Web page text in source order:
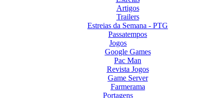
Artigos
Trailers
Estreias da Semana - PTG
Passatempos
Jogos
Google Games
Pac Man
Revista Jogos
Game Server
Farmerama
Portagens